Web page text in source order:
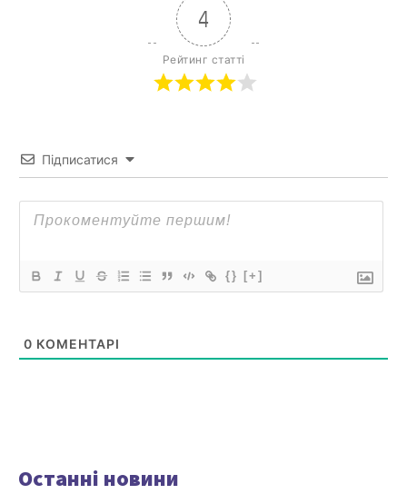
4
Рейтинг статті
Підписатися
{} [+]
0 КОМЕНТАРІ
Останні новини